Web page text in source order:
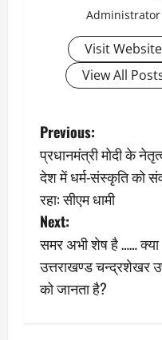
Administrator
Visit Website
View All
P
o
s
t
n
a
Previous:
प्रधानमंत्री मोदी के
देश में धर्म-संस्कृति को
रहा: सीएम धामी
Next:
समर अभी शेष है …… क्या
उत्तराखण्ड चन्द्रशेखर
को जानता है?